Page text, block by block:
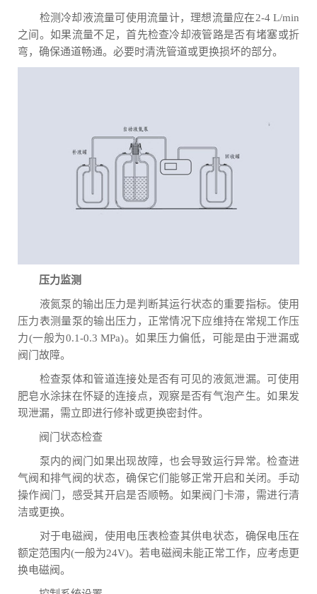
检测冷却液流量可使用流量计，理想流量应在2-4 L/min
之间。如果流量不足，首先检查冷却液管路是否有堵塞或折
弯，确保通道畅通。必要时清洗管道或更换损坏的部分。
压力监测
液氮泵的输出压力是判断其运行状态的重要指标。使用
压力表测量泵的输出压力，正常情况下应维持在常规工作压
力(一般为0.1-0.3 MPa)。如果压力偏低，可能是由于泄漏或
阀门故障。
检查泵体和管道连接处是否有可见的液氮泄漏。可使用
肥皂水涂抹在怀疑的连接点，观察是否有气泡产生。如果发
现泄漏，需立即进行修补或更换密封件。
阀门状态检查
泵内的阀门如果出现故障，也会导致运行异常。检查进
气阀和排气阀的状态，确保它们能够正常开启和关闭。手动
操作阀门，感受其开启是否顺畅。如果阀门卡滞，需进行清
洁或更换。
对于电磁阀，使用电压表检查其供电状态，确保电压在
额定范围内(一般为24V)。若电磁阀未能正常工作，应考虑更
换电磁阀。